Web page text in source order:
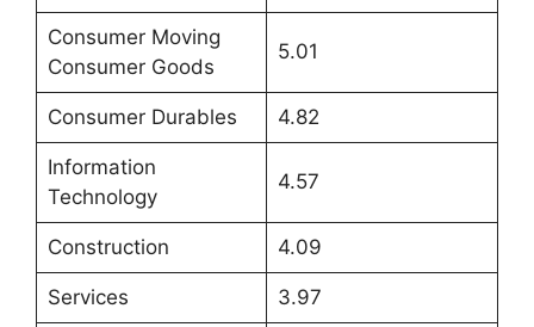
Consumer Moving
Consumer Goods
5.01
Consumer Durables 4.82
Information
Technology
4.57
Construction 4.09
Services 3.97